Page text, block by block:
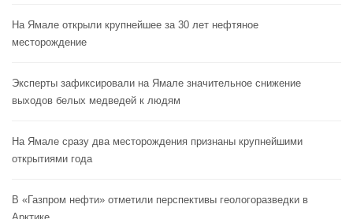
На Ямале открыли крупнейшее за 30 лет нефтяное
месторождение
Эксперты зафиксировали на Ямале значительное снижение
выходов белых медведей к людям
На Ямале сразу два месторождения признаны крупнейшими
открытиями года
В «Газпром нефти» отметили перспективы геологоразведки в